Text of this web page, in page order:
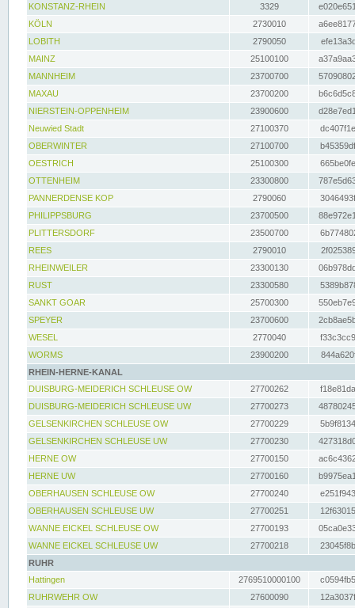
KONSTANZ-RHEIN
3329
KÖLN
2730010
LOBITH
2790050
MAINZ
25100100
MANNHEIM
23700700
MAXAU
23700200
NIERSTEIN-OPPENHEIM
23900600
Neuwied Stadt
27100370
OBERWINTER
27100700
OESTRICH
25100300
OTTENHEIM
23300800
PANNERDENSE KOP
2790060
PHILIPPSBURG
23700500
PLITTERSDORF
23500700
REES
2790010
RHEINWEILER
23300130
RUST
23300580
SANKT GOAR
25700300
SPEYER
23700600
WESEL
2770040
WORMS
23900200
RHEIN-HERNE-KANAL
DUISBURG-MEIDERICH SCHLEUSE OW
27700262
DUISBURG-MEIDERICH SCHLEUSE UW
27700273
GELSENKIRCHEN SCHLEUSE OW
27700229
GELSENKIRCHEN SCHLEUSE UW
27700230
HERNE OW
27700150
HERNE UW
27700160
OBERHAUSEN SCHLEUSE OW
27700240
OBERHAUSEN SCHLEUSE UW
27700251
WANNE EICKEL SCHLEUSE OW
27700193
WANNE EICKEL SCHLEUSE UW
27700218
RUHR
Hattingen
2769510000100
RUHRWEHR OW
27600090